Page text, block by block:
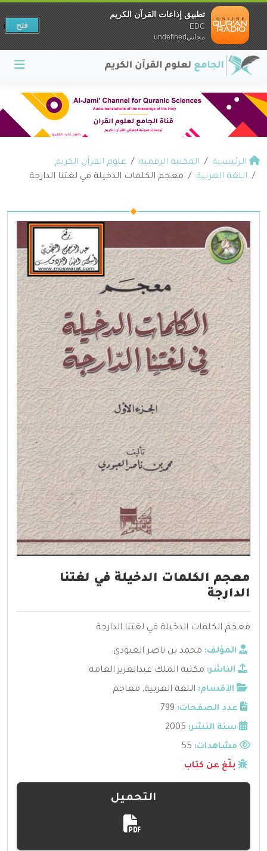
الرئيسية المكتبة الرقمية
علوم القرآن الكريم
اللغة العربية
معجم الكلمات الدخيلة في لغتنا الدارجة
معجم الكلمات الدخيلة في لغتنا
الدارجة
معجم الكلمات الدخيلة في لغتنا الدارجة
المؤلف: محمد بن ناصر العبودي
الناشر: مكتبة الملك عبدالعزيز العامه
الأقسام: اللغة العربية, معاجم
عدد الصفحات: 799
سنة النشر: 2005
مشاهدات:
بلّغ عن كتاب
التحميل
تطبيق إذاعات القرآن الكريم
EDC
مجانيundefined
فتح